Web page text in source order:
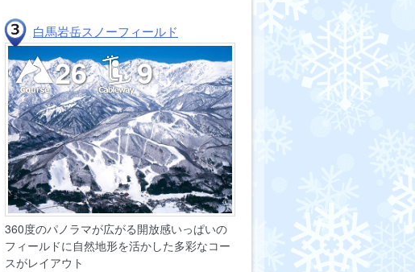
白馬岩岳スノーフィールド
26 9
360度のパノラマが広がる開放感いっぱいの
フィールドに自然地形を活かした多彩なコー
スがレイアウト